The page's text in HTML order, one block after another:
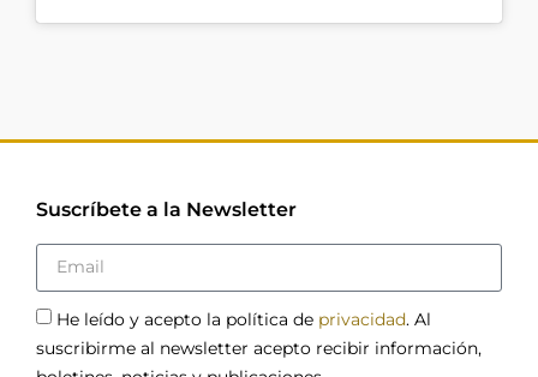
Suscríbete a la Newsletter
He leído y acepto la política de privacidad. Al
suscribirme al newsletter acepto recibir información,